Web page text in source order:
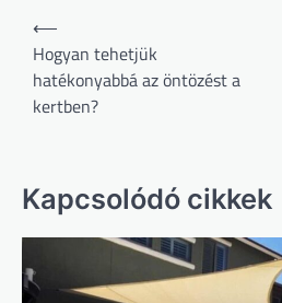
Bejegyzés
navigáció
⟵
Hogyan tehetjük
hatékonyabbá az öntözést a
kertben?
Kapcsolódó cikkek